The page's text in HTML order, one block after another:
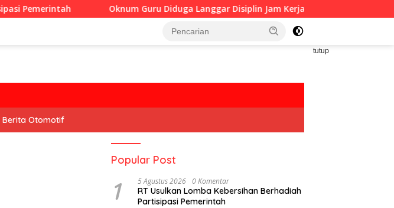
Oknum Guru Diduga Langgar Disiplin Jam Kerja Bappeda Sumenep Perkuat
tutup
Berita Otomotif
Popular Post
1 5 Agustus 2026 0 Komentar
RT Usulkan Lomba Kebersihan Berhadiah
Partisipasi Pemerintah